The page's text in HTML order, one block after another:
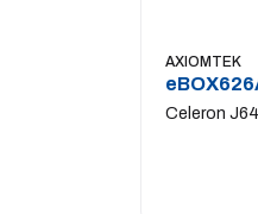
AXIOMTEK
Celeron